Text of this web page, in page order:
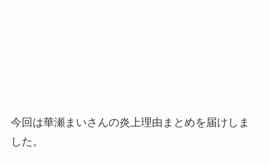
今回は華瀬まいさんの炎上理由まとめを届けしま
した。